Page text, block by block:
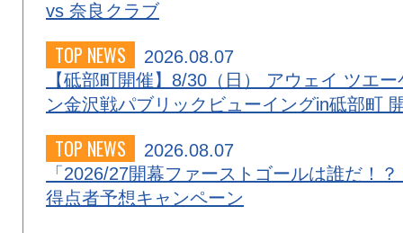
vs 奈良クラブ
TOP NEWS
2026.08.07
【砥部町開催】8/30（日） アウェイ ツエー
ン金沢戦パブリックビューイングin砥部町
TOP NEWS
2026.08.07
「2026/27開幕ファーストゴールは誰だ！？
得点者予想キャンペーン